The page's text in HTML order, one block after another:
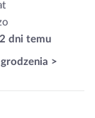
2 dni temu
>